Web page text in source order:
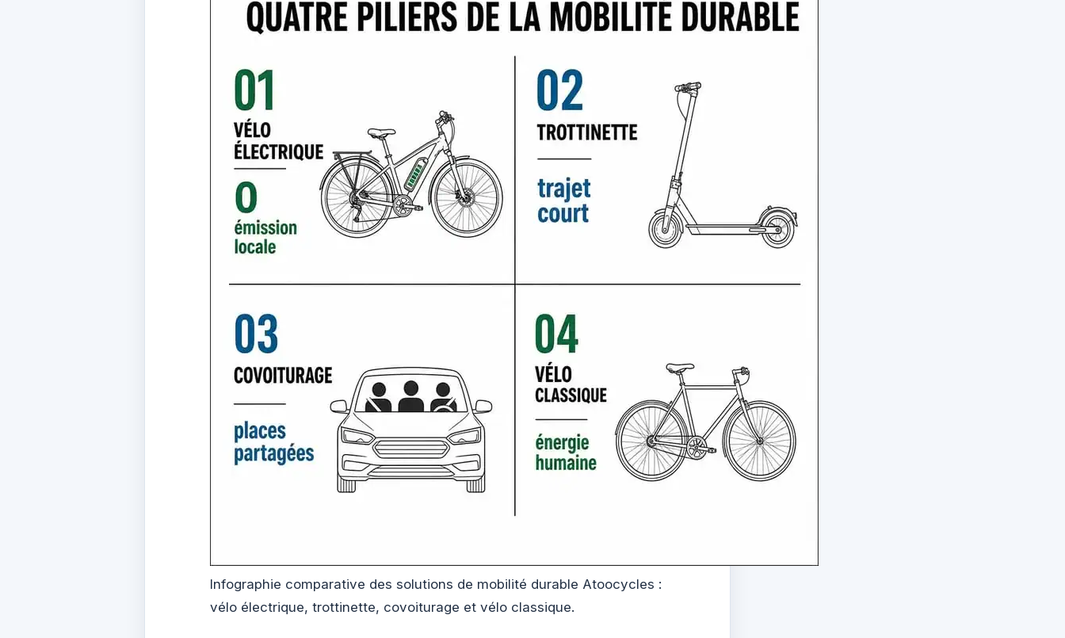
Infographie comparative des solutions de mobilité durable Atoocycles :
vélo électrique, trottinette, covoiturage et vélo classique.